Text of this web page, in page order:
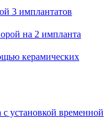
3 имплантатов
на 2 импланта
керамических
установкой временной